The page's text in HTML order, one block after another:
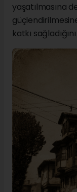
yaşatılmasına
katkı